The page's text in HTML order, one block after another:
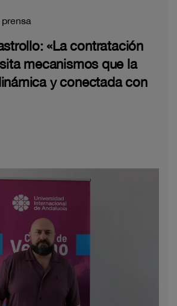
«La contratación
mecanismos que la
y conectada con